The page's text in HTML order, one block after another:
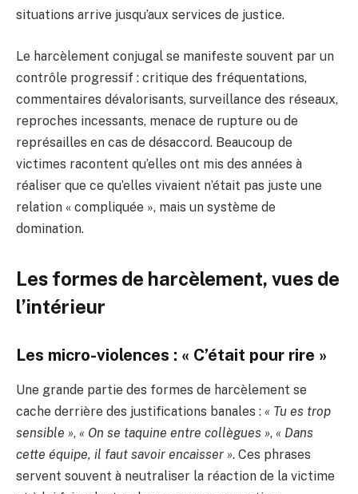
situations arrive jusqu’aux services de justice.
Le harcèlement conjugal se manifeste souvent par un
contrôle progressif : critique des fréquentations,
commentaires dévalorisants, surveillance des réseaux,
reproches incessants, menace de rupture ou de
représailles en cas de désaccord. Beaucoup de
victimes racontent qu’elles ont mis des années à
réaliser que ce qu’elles vivaient n’était pas juste une
relation « compliquée », mais un système de
domination.
Les formes de harcèlement, vues de
l’intérieur
Les micro-violences : « C’était pour rire »
Une grande partie des formes de harcèlement se
cache derrière des justifications banales : « Tu es trop
sensible », « On se taquine entre collègues », « Dans
cette équipe, il faut savoir encaisser ». Ces phrases
servent souvent à neutraliser la réaction de la victime